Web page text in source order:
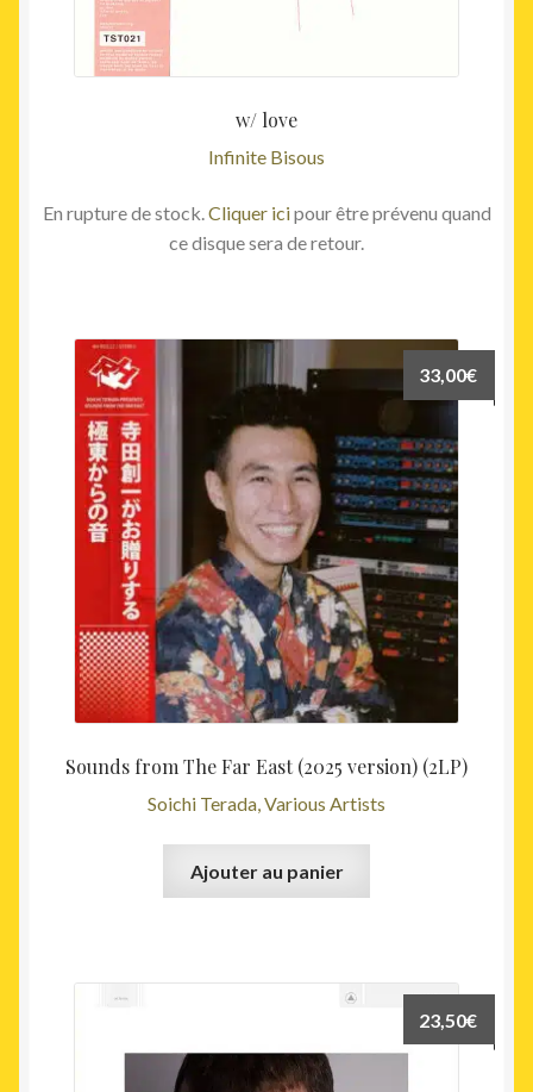
w/ love
Infinite Bisous
En rupture de stock.Cliquer icipour être prévenu quand
ce disque sera de retour.
Sounds from The Far East (2025 version) (2LP)
Soichi Terada, Various Artists
33,00€
Ajouter au panier
23,50€